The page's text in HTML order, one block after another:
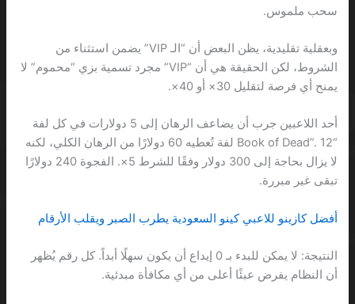
سحب ملموس.
وبعقلية تقليدية، يظن البعض أن “الـ VIP” يضمن استثناء من
الشروط، لكن الحقيقة هي أن “VIP” مجرد تسمية بزي “محموم” لا
يمنح أي فرصة لتقليل 30× أو 40×.
أحد اللاعبين جرب أن يضاعف الرهان إلى 5 دولارات في كل لفة
“Book of Dead”. 12 لفة تُعطيه 60 دولارًا من الرهان الكلي، لكنه
لا يزال بحاجة إلى 300 دولار وفقًا للشرط 5×. الفجوة 240 دولارًا
تبقى غير مبررة.
أفضل كازينو للاعبي كينو السعودية يطرب الصبر ويقلب الأرقام
النتيجة: لا يمكن للبدء بـ 0 إيداع أن يكون سهلًا أبداً. كل رقم يُظهر
أن النظام يفرض عبئًا أعلى من أي مكافأة مبدئية.